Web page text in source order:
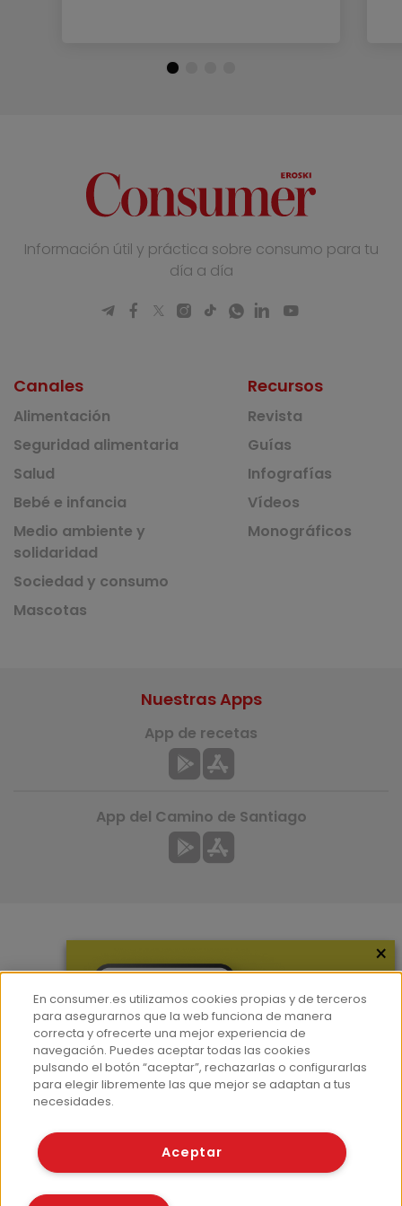
Información útil y práctica sobre consumo para tu
día a día
Canales
Alimentación
Seguridad alimentaria
Salud
Bebé e infancia
Medio ambiente y
solidaridad
Sociedad y consumo
Mascotas
Recursos
Revista
Guías
Infografías
Vídeos
Monográficos
Hemeroteca
Contacto
Prensa
Corpus Lingüístico Consumer
Nuestras Apps
App de recetas
App del Camino de Santiago
© Fundación EROSKI
Políticas de cookies
×
En consumer.es utilizamos cookies propias y de terceros
para asegurarnos que la web funciona de manera
correcta y ofrecerte una mejor experiencia de
navegación. Puedes aceptar todas las cookies
pulsando el botón “aceptar”, rechazarlas o configurarlas
para elegir libremente las que mejor se adaptan a tus
necesidades.
Aceptar